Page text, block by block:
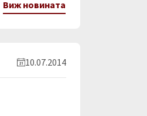
Виж новината
10.07.2014